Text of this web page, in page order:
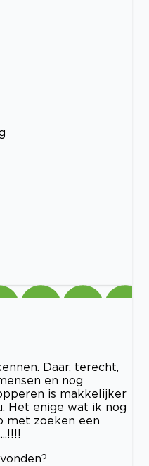
Daar, terecht,
en nog
is makkelijker
Het enige wat ik nog
met zoeken een